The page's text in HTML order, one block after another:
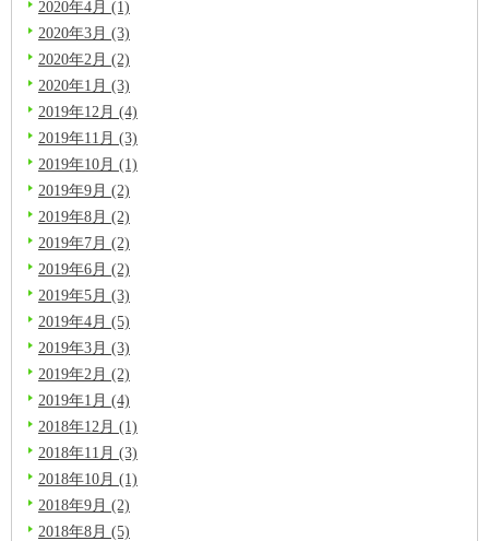
2020年4月 (1)
2020年3月 (3)
2020年2月 (2)
2020年1月 (3)
2019年12月 (4)
2019年11月 (3)
2019年10月 (1)
2019年9月 (2)
2019年8月 (2)
2019年7月 (2)
2019年6月 (2)
2019年5月 (3)
2019年4月 (5)
2019年3月 (3)
2019年2月 (2)
2019年1月 (4)
2018年12月 (1)
2018年11月 (3)
2018年10月 (1)
2018年9月 (2)
2018年8月 (5)